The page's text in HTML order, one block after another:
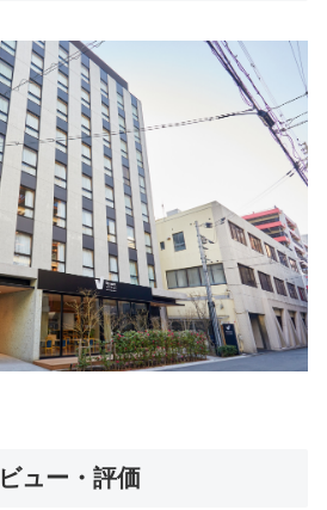
ュー・評価